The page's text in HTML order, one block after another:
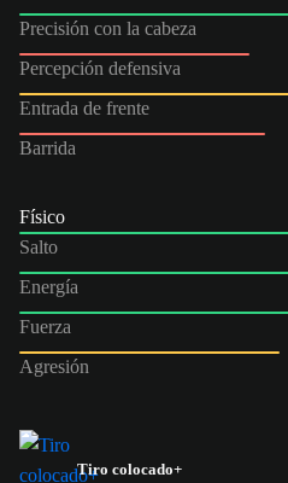
Precisión con la cabeza
Percepción defensiva
Entrada de frente
Barrida
Físico
Salto
Energía
Fuerza
Agresión
Tiro colocado+